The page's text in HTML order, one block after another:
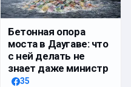
Бетонная опора
моста в Даугаве: что
с ней делать не
знает даже министр
35